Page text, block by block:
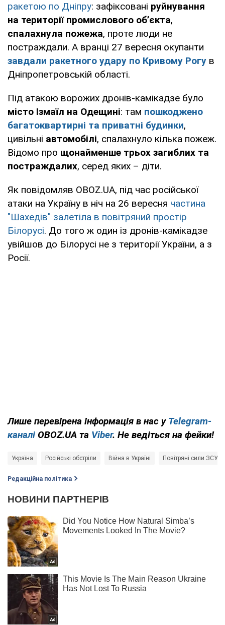
ракетою по Дніпру: зафіксовані руйнування
на території промислового об’єкта,
спалахнула пожежа, проте люди не
постраждали. А вранці 27 вересня окупанти
завдали ракетного удару по Кривому Рогу в
Дніпропетровській області.
Під атакою ворожих дронів-камікадзе було
місто Ізмаїл на Одещині: там пошкоджено
багатоквартирні та приватні будинки,
цивільні автомобілі, спалахнуло кілька пожеж.
Відомо про щонайменше трьох загиблих та
постраждалих, серед яких – діти.
Як повідомляв OBOZ.UA, під час російської
атаки на Україну в ніч на 26 вересня частина
"Шахедів" залетіла в повітряний простір
Білорусі. До того ж один із дронів-камікадзе
увійшов до Білорусі не з території України, а з
Росії.
Лише перевірена інформація в нас у Telegram-
каналі OBOZ.UA та Viber. Не ведіться на фейки!
Україна Російські обстріли Війна в Україні Повітряні сили ЗСУ
Редакційна політика